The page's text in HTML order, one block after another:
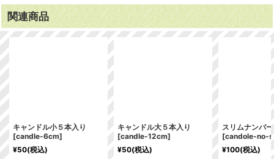
関連商品
キャンドル小５本入り
[candle-6cm]
¥50(税込)
キャンドル大５本入り
[candle-12cm]
¥50(税込)
スリムナンバ
[candole-no-s
¥100(税込)